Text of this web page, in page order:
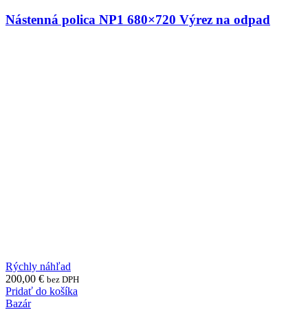
Nástenná polica NP1 680×720 Výrez na odpad
Rýchly náhľad
200,00 € bez DPH
Pridať do košíka
Bazár